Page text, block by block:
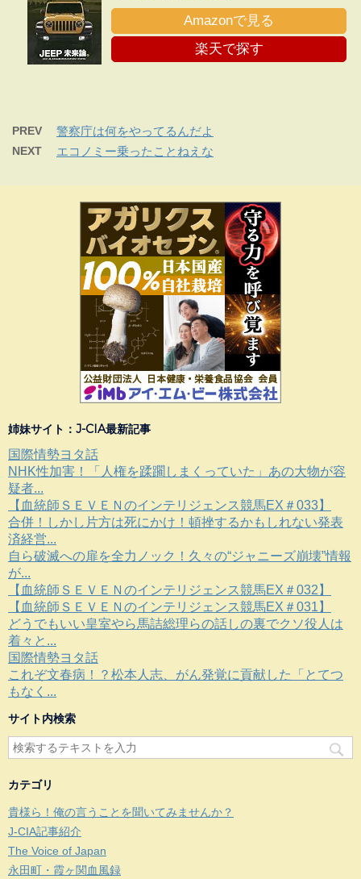
Amazonで見る
楽天で探す
PREV 警察庁は何をやってるんだよ
NEXT エコノミー乗ったことねえな
姉妹サイト：J-CIA最新記事
国際情勢ヨタ話
NHK性加害！「人権を蹂躙しまくっていた」あの大物が容
疑者...
【血統師ＳＥＶＥＮのインテリジェンス競馬EX＃033】
合併！しかし片方は死にかけ！頓挫するかもしれない発表
済経営...
自ら破滅への扉を全力ノック！久々の“ジャニーズ崩壊”情報
が...
【血統師ＳＥＶＥＮのインテリジェンス競馬EX＃032】
【血統師ＳＥＶＥＮのインテリジェンス競馬EX＃031】
どうでもいい皇室やら馬詰総理らの話しの裏でクソ役人は
着々と...
国際情勢ヨタ話
これぞ文春病！？松本人志、がん発覚に貢献した「とてつ
もなく...
サイト内検索
カテゴリ
貴様ら！俺の言うことを聞いてみませんか？
J-CIA記事紹介
The Voice of Japan
永田町・霞ヶ関血風録